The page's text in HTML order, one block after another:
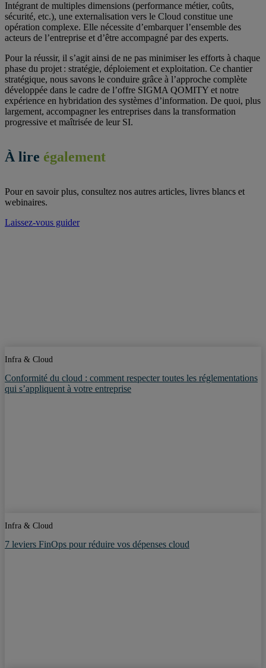
Intégrant de multiples dimensions (performance métier, coûts,
sécurité, etc.), une externalisation vers le Cloud constitue une
opération complexe. Elle nécessite d’embarquer l’ensemble des
acteurs de l’entreprise et d’être accompagné par des experts.
Pour la réussir, il s’agit ainsi de ne pas minimiser les efforts à chaque
phase du projet : stratégie, déploiement et exploitation. Ce chantier
stratégique, nous savons le conduire grâce à l’approche complète
développée dans le cadre de l’offre SIGMA QOMITY et notre
expérience en hybridation des systèmes d’information. De quoi, plus
largement, accompagner les entreprises dans la transformation
progressive et maîtrisée de leur SI.
À lire également
Pour en savoir plus, consultez nos autres articles, livres blancs et
webinaires.
Laissez-vous guider
Infra & Cloud
Conformité du cloud : comment respecter toutes les réglementations
qui s’appliquent à votre entreprise
Infra & Cloud
7 leviers FinOps pour réduire vos dépenses cloud